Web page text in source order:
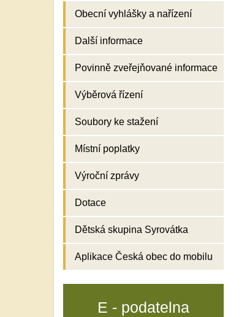
Obecní vyhlášky a nařízení
Další informace
Povinně zveřejňované informace
Výběrová řízení
Soubory ke stažení
Místní poplatky
Výroční zprávy
Dotace
Dětská skupina Syrovátka
Aplikace Česká obec do mobilu
E - podatelna